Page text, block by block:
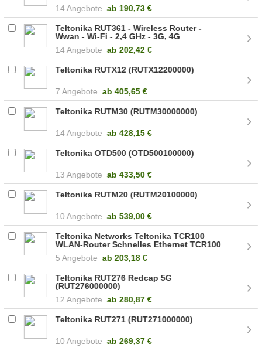
14 Angebote ab 190,73 €
Teltonika RUT361 - Wireless Router -
Wwan - Wi-Fi - 2,4 GHz - 3G, 4G
14 Angebote ab 202,42 €
Teltonika RUTX12 (RUTX12200000)
7 Angebote ab405,65 €
Teltonika RUTM30 (RUTM30000000)
14 Angebote ab428,15 €
Teltonika OTD500 (OTD500100000)
13 Angebote ab433,50 €
Teltonika RUTM20 (RUTM20100000)
10 Angebote ab 539,00 €
Teltonika Networks Teltonika TCR100
WLAN-Router Schnelles Ethernet TCR100
5 Angebote ab 203,18 €
Teltonika RUT276 Redcap 5G
(RUT276000000)
12 Angebote ab 280,87 €
Teltonika RUT271 (RUT271000000)
10 Angebote ab 269,37 €